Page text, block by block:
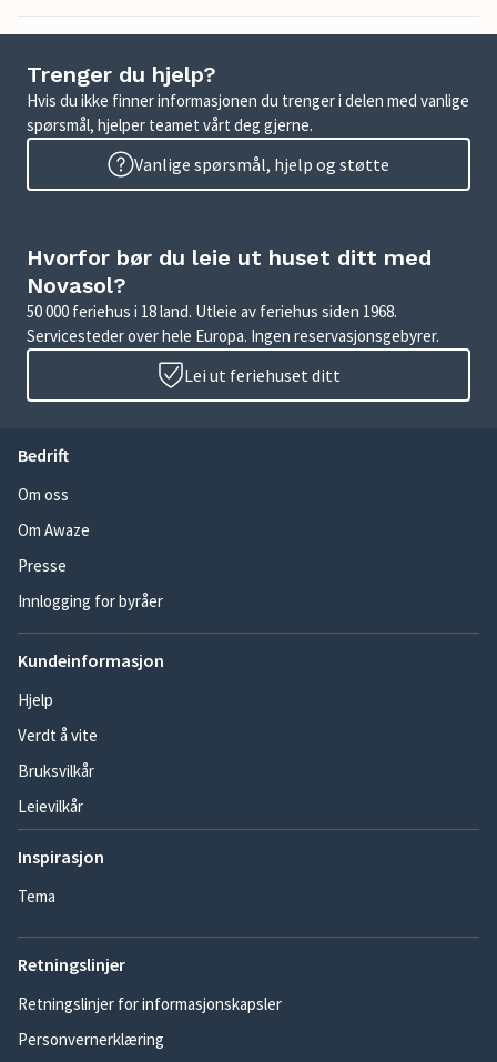
Trenger du hjelp?
Hvis du ikke finner informasjonen du trenger i delen med vanlige
spørsmål, hjelper teamet vårt deg gjerne.
Vanlige spørsmål, hjelp og støtte
Hvorfor bør du leie ut huset ditt med
Novasol?
50 000 feriehus i 18 land. Utleie av feriehus siden 1968.
Servicesteder over hele Europa. Ingen reservasjonsgebyrer.
Lei ut feriehuset ditt
Bedrift
Om oss
Om Awaze
Presse
Innlogging for byråer
Kundeinformasjon
Hjelp
Verdt å vite
Bruksvilkår
Leievilkår
Inspirasjon
Tema
Retningslinjer
Retningslinjer for informasjonskapsler
Personvernerklæring